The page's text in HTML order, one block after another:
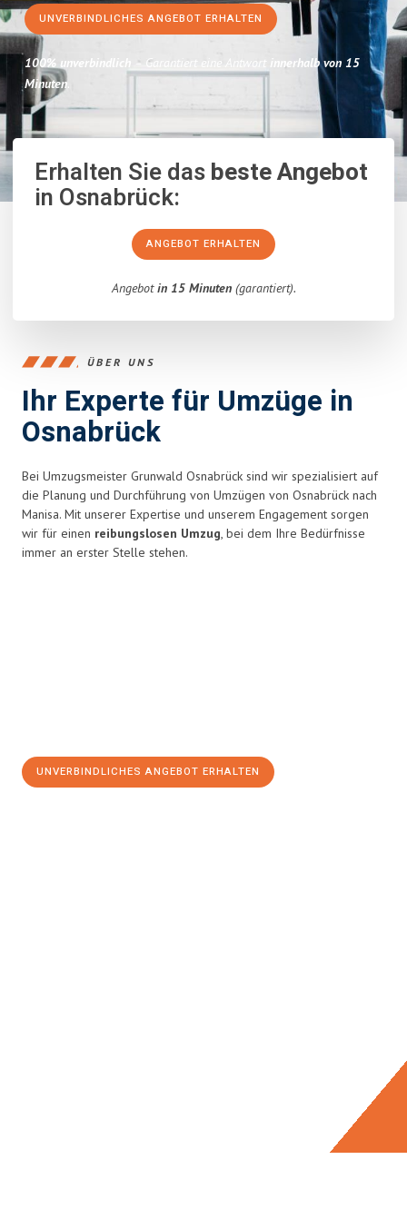
UNVERBINDLICHES ANGEBOT ERHALTEN
100% unverbindlich – Garantiert eine Antwort innerhalb von 15
Minuten.
Erhalten Sie dasbeste Angebot
in Osnabrück:
ANGEBOT ERHALTEN
Angebotin 15 Minuten(garantiert).
ÜBER UNS
Ihr Experte für Umzüge in
Osnabrück
Bei Umzugsmeister Grunwald Osnabrück sind wir spezialisiert auf
die Planung und Durchführung von Umzügen von Osnabrück nach
Manisa. Mit unserer Expertise und unserem Engagement sorgen
wir für einen reibungslosen Umzug, bei dem Ihre Bedürfnisse
immer an erster Stelle stehen.
UNVERBINDLICHES ANGEBOT ERHALTEN